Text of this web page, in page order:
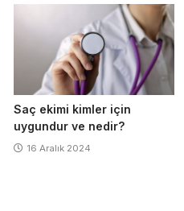
Saç ekimi kimler için
uygundur ve nedir?
16 Aralık 2024